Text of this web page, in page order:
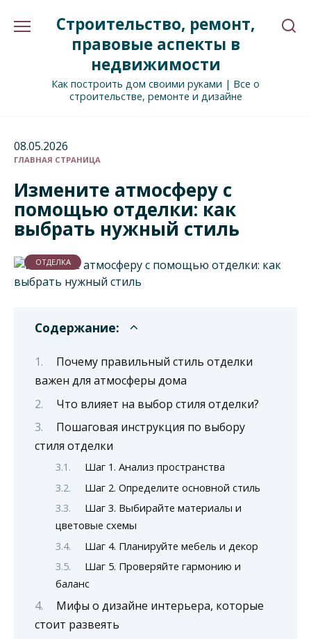
Строительство, ремонт,
правовые аспекты в
недвижимости
Как построить дом своими руками | Все о
строительстве, ремонте и дизайне
08.05.2026
ГЛАВНАЯ СТРАНИЦА
Измените атмосферу с
помощью отделки: как
выбрать нужный стиль
ОТДЕЛКА
Содержание:
Почему правильный стиль отделки
важен для атмосферы дома
Что влияет на выбор стиля отделки?
Пошаговая инструкция по выбору
стиля отделки
Шаг 1. Анализ пространства
Шаг 2. Определите основной стиль
Шаг 3. Выбирайте материалы и
цветовые схемы
Шаг 4. Планируйте мебель и декор
Шаг 5. Проверяйте гармонию и
баланс
Мифы о дизайне интерьера, которые
стоит развеять